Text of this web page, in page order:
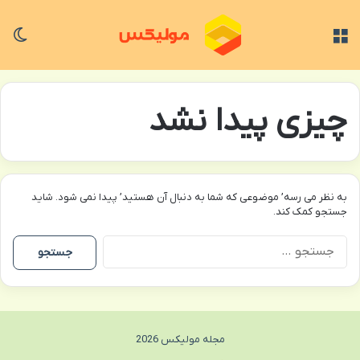
چیزی پیدا نشد
به نظر می رسه’ موضوعی که شما به دنبال آن هستید’ پیدا نمی شود. شاید
جستجو کمک کند.
جستجو
مجله مولیکس 2026